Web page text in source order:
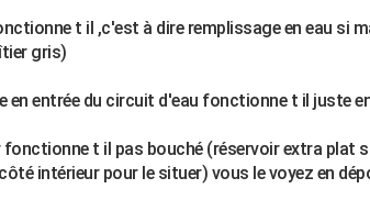
t il ,c'est à dire remplissage en eau si
gris)
en entrée du circuit d'eau fonctionne t il juste
t il pas bouché (réservoir extra plat
intérieur pour le situer) vous le voyez en